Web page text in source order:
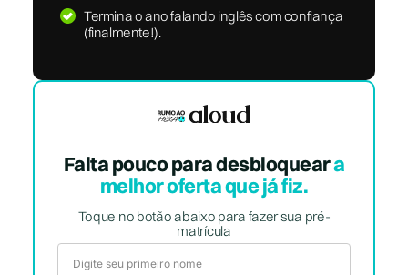
Termina o ano falando inglês com confiança
(finalmente!).
Falta pouco para desbloqueara
melhor oferta que já fiz.
Toque no botão abaixo para fazer sua pré-
matrícula